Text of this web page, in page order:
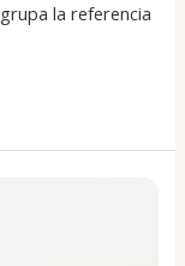
la referencia